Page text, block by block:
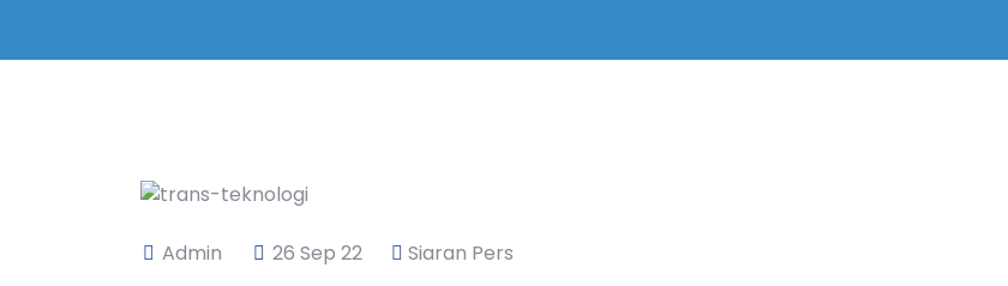
Admin 26 Sep 22 Siaran Pers